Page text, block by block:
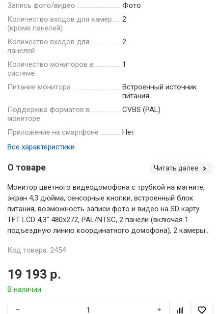
Запись фото/видео
Фото
Количество входов для камер
(кроме панелей)
2
Количество входов для
панелей
2
Количество мониторов в
системе
1
Питание монитора
Встроенный источник
питания
Поддержка форматов в
мониторе
CVBS (PAL)
Приложение на смартфоне
Нет
Все характеристики
О товаре Читать далее
Монитор цветного видеодомофона с трубкой на магните,
экран 4,3 дюйма, сенсорные кнопки, встроенный блок
питания, возможность записи фото и видео на SD карту.
TFT LCD 4,3" 480x272, PAL/NTSC, 2 панели (включая 1
подъездную линию координатного домофона), 2 камеры...
Код товара: 2454
19 193 р.
В наличии
− +